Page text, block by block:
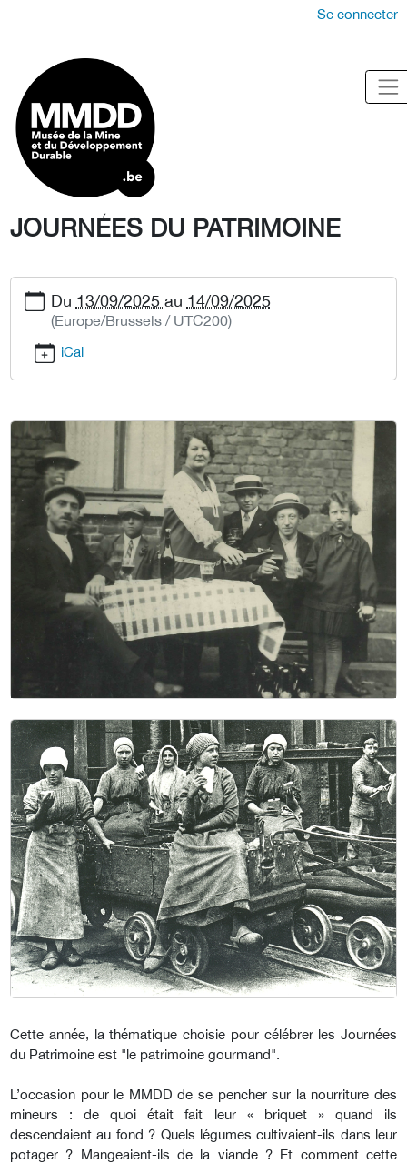
Se connecter
JOURNÉES DU PATRIMOINE
Du 13/09/2025 au 14/09/2025
(Europe/Brussels / UTC200)
iCal
Cette année, la thématique choisie pour célébrer les Journées
du Patrimoine est "le patrimoine gourmand".
L’occasion pour le MMDD de se pencher sur la nourriture des
mineurs : de quoi était fait leur « briquet » quand ils
descendaient au fond ? Quels légumes cultivaient-ils dans leur
potager ? Mangeaient-ils de la viande ? Et comment cette